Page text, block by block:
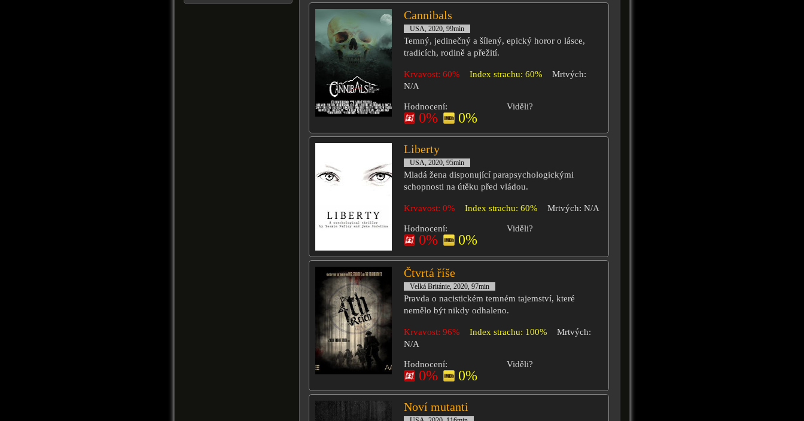
Cannibals
USA, 2020, 99min
Temný, jedinečný a šílený, epický horor o lásce,
tradicích, rodině a přežití.
Krvavost: 60% Index strachu: 60%
Mrtvých:
N/A
Hodnocení:
0% 0%
Viděli?
Liberty
USA, 2020, 95min
Mladá žena disponující parapsychologickými
schopnosti na útěku před vládou.
Krvavost: 0% Index strachu: 60% Mrtvých: N/A
Hodnocení:
0% 0%
Viděli?
Čtvrtá říše
Velká Británie, 2020, 97min
Pravda o nacistickém temném tajemství, které
nemělo být nikdy odhaleno.
Krvavost: 96% Index strachu: 100%
Mrtvých:
N/A
Hodnocení:
0% 0%
Viděli?
Noví mutanti